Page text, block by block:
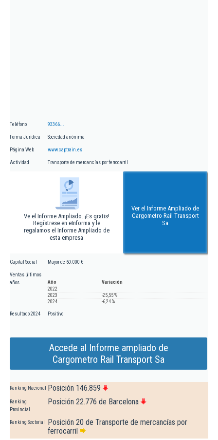
Teléfono 93366...
Forma Jurídica Sociedad anónima
Página Web www.captrain.es
Actividad Transporte de mercancías por ferrocarril
Ve el Informe Ampliado. ¡Es gratis!
Regístrese en eInforma y le
regalamos el Informe Ampliado de
esta empresa
Ver el Informe Ampliado de
Cargometro Rail Transport
Sa
Capital Social Mayor de 60.000 €
Ventas últimos
años
Año
Variación
2022
2023
-25,55 %
2024
-6,24 %
Resultado 2024 Positivo
Accede al Informe ampliado de
Cargometro Rail Transport Sa
Ranking Nacional Posición 146.859
Ranking
Provincial
Posición 22.776 de Barcelona
Ranking Sectorial
Posición 20 de Transporte de mercancías por
ferrocarril